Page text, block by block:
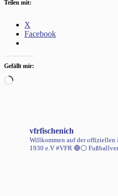
Teilen mit:
X
Facebook
Gefällt mir:
Wird
vfrfischenich
Willkommen auf der offiziellen
1930 e.V #VFR 🔵⚪️